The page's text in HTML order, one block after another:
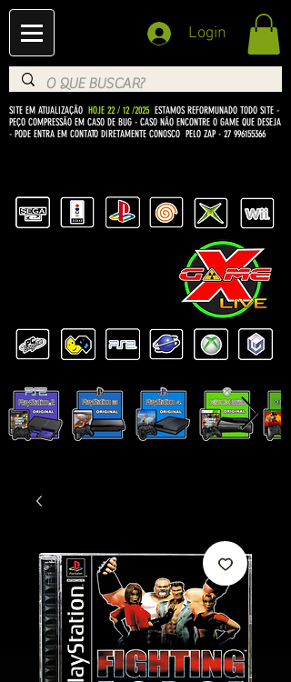
Login
SITE EM ATUALIZAÇÃO HOJE 22 / 12 /2025 ESTAMOS REFORMUNADO TODO SITE -
PEÇO COMPRESSÃO EM CASO DE BUG - CASO NÃO ENCONTRE O GAME QUE DESEJA
- PODE ENTRA EM CONTATO DIRETAMENTE CONOSCO PELO ZAP - 27 996155366